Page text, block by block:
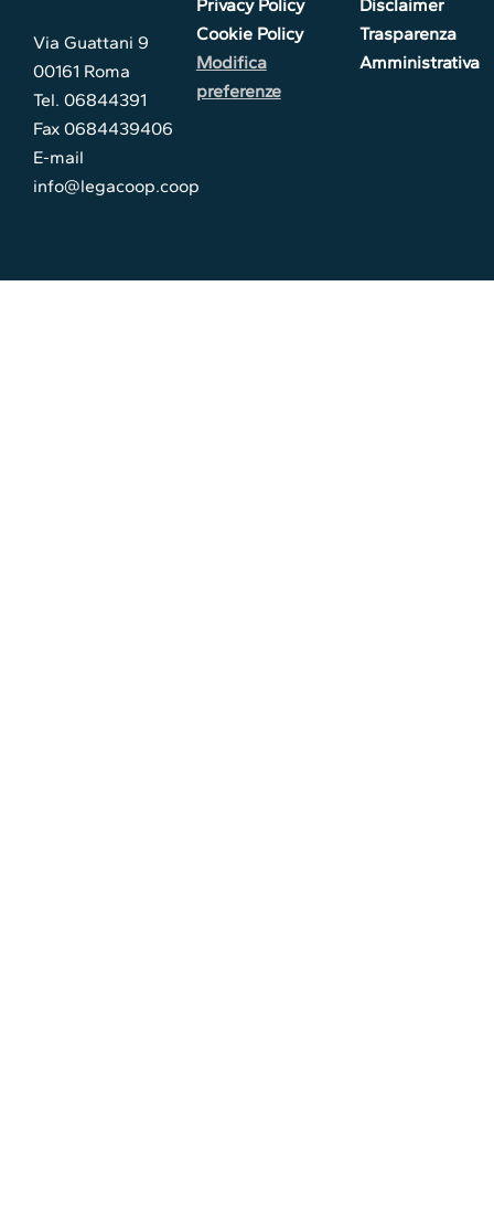
Via Guattani 9
00161 Roma
Tel. 06844391
Fax 0684439406
E-mail
info@legacoop.coop
Privacy Policy
Cookie Policy
Modifica
preferenze
Disclaimer
Trasparenza
Amministrativa